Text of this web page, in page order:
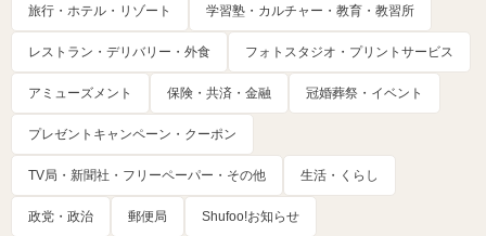
旅行・ホテル・リゾート 学習塾・カルチャー・教育・教習所
レストラン・デリバリー・外食 フォトスタジオ・プリントサービス
アミューズメント 保険・共済・金融 冠婚葬祭・イベント
プレゼントキャンペーン・クーポン
TV局・新聞社・フリーペーパー・その他 生活・くらし
政党・政治 郵便局 Shufoo!お知らせ